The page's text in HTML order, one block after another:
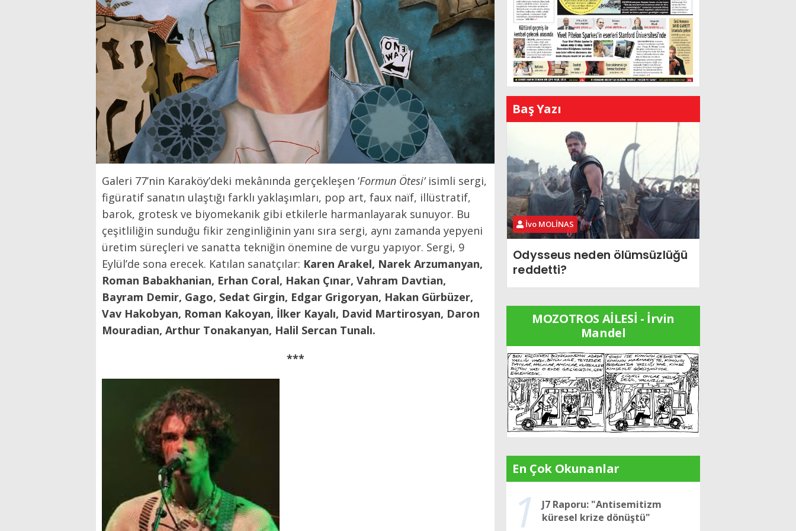
Galeri 77’nin Karaköy’deki mekânında gerçekleşen ‘Formun Ötesi’isimli sergi,
figüratif sanatın ulaştığı farklı yaklaşımları, pop art, faux naïf, illüstratif,
barok, grotesk ve biyomekanik gibi etkilerle harmanlayarak sunuyor. Bu
çeşitliliğin sunduğu fikir zenginliğinin yanı sıra sergi, aynı zamanda yepyeni
üretim süreçleri ve sanatta tekniğin önemine de vurgu yapıyor. Sergi, 9
Eylül’de sona erecek. Katılan sanatçılar: Karen Arakel, Narek Arzumanyan,
Roman Babakhanian, Erhan Coral, Hakan Çınar, Vahram Davtian,
Bayram Demir, Gago, Sedat Girgin, Edgar Grigoryan, Hakan Gürbüzer,
Vav Hakobyan, Roman Kakoyan, İlker Kayalı, David Martirosyan, Daron
Mouradian, Arthur Tonakanyan, Halil Sercan Tunalı.
***
Baş Yazı
İvo MOLİNAS
Odysseus neden ölümsüzlüğü
reddetti?
MOZOTROS AİLESİ - İrvin
Mandel
En Çok Okunanlar
1
J7 Raporu: "Antisemitizm
küresel krize dönüştü"